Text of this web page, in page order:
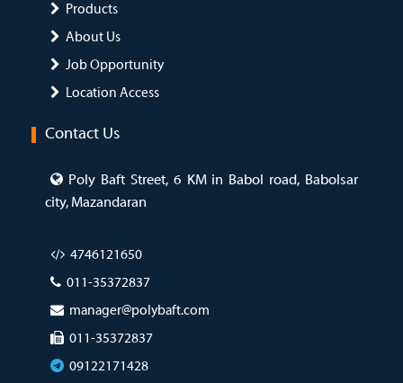
Products
About Us
Job Opportunity
Location Access
Contact Us
Poly Baft Street, 6 KM in Babol road, Babolsar
city, Mazandaran
4746121650
011-35372837
manager@polybaft.com
011-35372837
09122171428